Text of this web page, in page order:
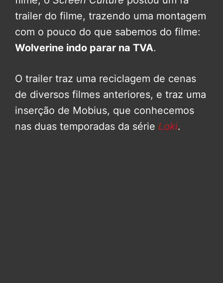
trailer do filme, trazendo uma montagem
com o pouco do que sabemos do filme:
Wolverine indo parar na TVA.
O trailer traz uma reciclagem de cenas
de diversos filmes anteriores, e traz uma
inserção de Mobius, que conhecemos
nas duas temporadas da série Loki.